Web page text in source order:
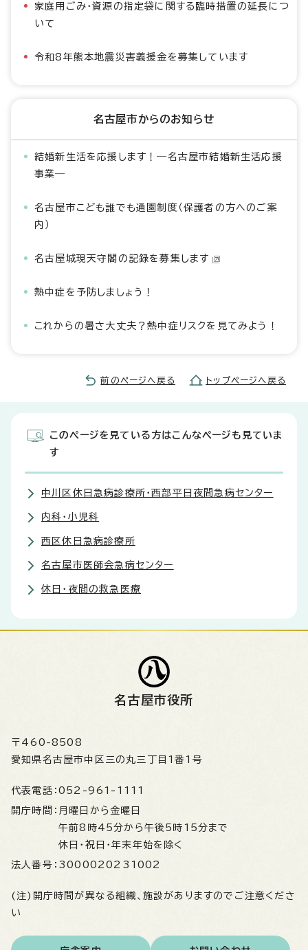
家庭用ごみ・資源の指定袋に関する臨時措置の延長につ
いて
令和8年熊本地震災害義援金を募集しています
名古屋市からのお知らせ
結婚新生活を応援します！―名古屋市結婚新生活応援
事業―
名古屋市こども誰でも通園制度（保護者の方へのご案
内）
名古屋城現天守閣の記録を募集します
熱中症を予防しましょう！
これからの暑さ大丈夫？熱中症リスクを見てみよう！
前のページへ戻る トップページへ戻る
このページを見ている方はこんなページも見ていま
す
中川区休日急病診療所・西部平日夜間急病センター
内科・小児科
西区休日急病診療所
名古屋市医師会急病センター
休日・夜間の救急医療
名古屋市役所
〒460-8508
愛知県名古屋市中区三の丸三丁目1番1号
代表電話： 052-961-1111
開庁時間： 月曜日から金曜日
午前8時45分から午後5時15分まで
休日・祝日・年末年始を除く
法人番号： 3000020231002
(注)開庁時間が異なる組織、施設がありますのでご注意くださ
い